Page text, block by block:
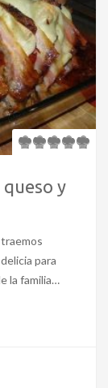
y
para
la familia…